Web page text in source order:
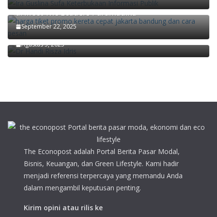
Didiek Hartantyo Ungkap Kunci Transformasi KAI
di Meet The Leaders Paramadina
September 22, 2025
Ekonom Paramadina Handi Risza: Pertumbuhan
Ekonomi Kuartal II/2025 Faktor Musiman
Agustus 5, 2025
The Econopost adalah Portal Berita Pasar Modal,
Bisnis, Keuangan, dan Green Lifestyle. Kami hadir
menjadi referensi terpercaya yang memandu Anda
dalam mengambil keputusan penting.
Kirim opini atau rilis ke